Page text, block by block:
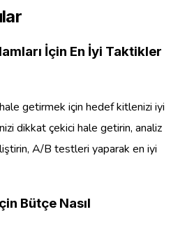
İçin En İyi Taktikler
getirmek için hedef kitlenizi iyi
dikkat çekici hale getirin, analiz
A/B testleri yaparak en iyi
Bütçe Nasıl